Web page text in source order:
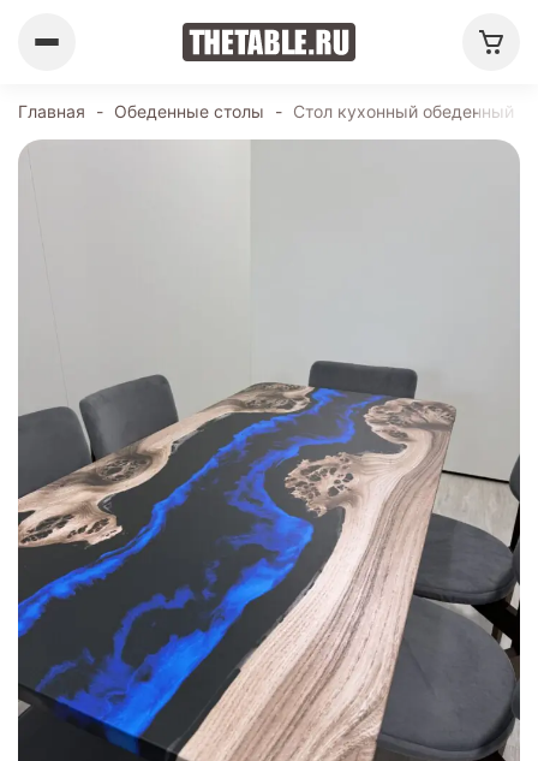
Главная - Обеденные столы - Стол кухонный обеденный